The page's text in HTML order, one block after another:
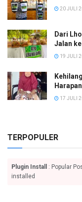
20 JULI
Dari
Jalan
19 JULI
17 JULI
TERPOPULER
Plugin Install
: Popular
installed